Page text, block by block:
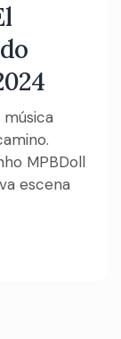
MPBDoll
escena